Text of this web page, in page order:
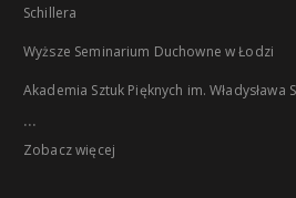
Schillera
Wyższe Seminarium Duchowne w Łodzi
Akademia Sztuk Pięknych im.
...
Zobacz więcej